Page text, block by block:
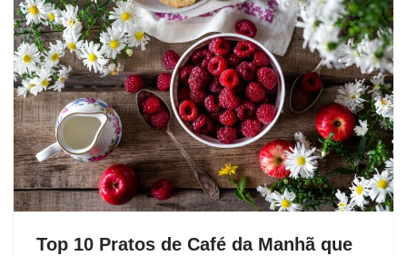
Top 10 Pratos de Café da Manhã que